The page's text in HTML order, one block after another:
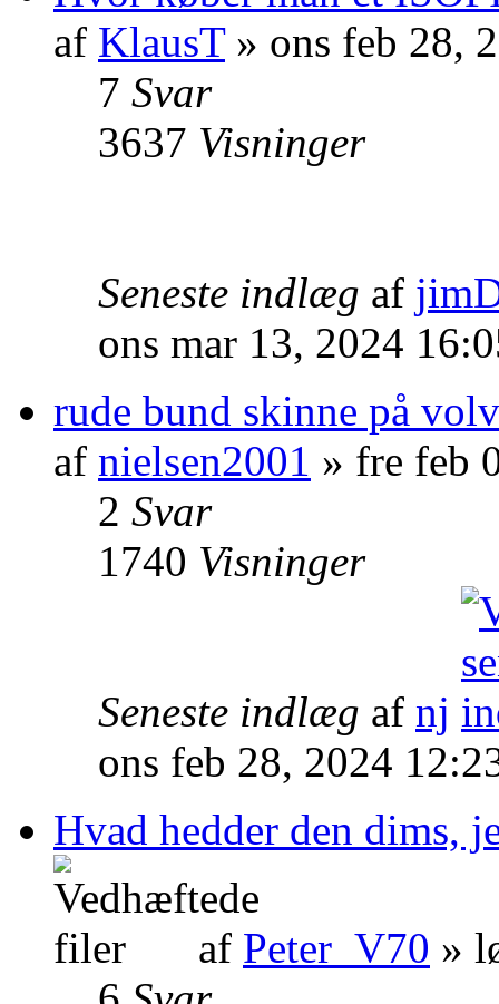
af KlausT» ons feb 28,
7 Svar
3637 Visninger
Seneste indlæg af
ons mar 13, 2024
rude bund skinne på
af nielsen2001 » fre feb
2 Svar
1740 Visninger
Seneste indlæg af nj
ons feb 28, 2024
Hvad hedder den dims,
af Peter_V70 »